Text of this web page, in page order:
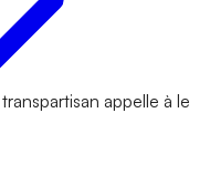
appelle à le